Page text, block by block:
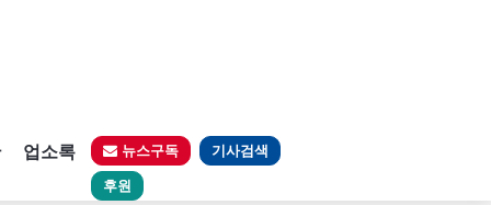
업소록 뉴스구독 기사검색
후원